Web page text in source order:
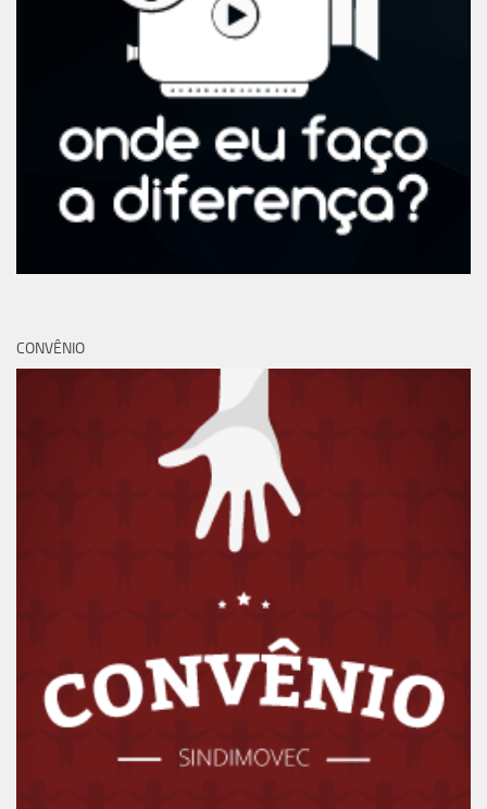
CONVÊNIO